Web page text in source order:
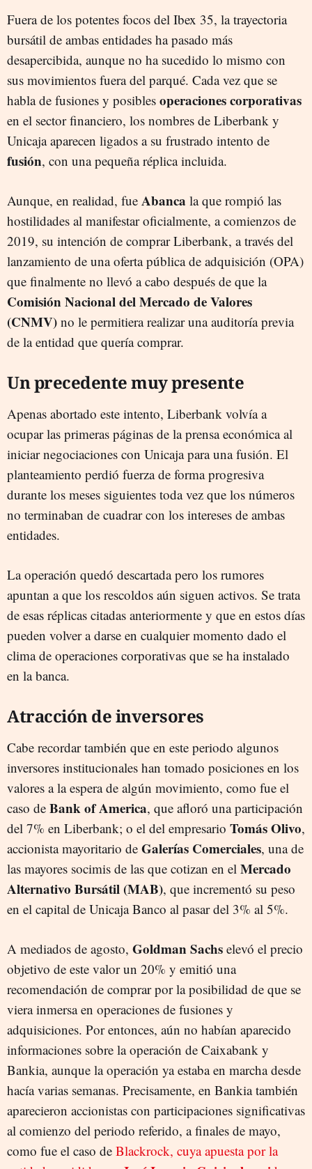
Fuera de los potentes focos del Ibex 35, la trayectoria
bursátil de ambas entidades ha pasado más
desapercibida, aunque no ha sucedido lo mismo con
sus movimientos fuera del parqué. Cada vez que se
habla de fusiones y posibles operaciones corporativas
en el sector financiero, los nombres de Liberbank y
Unicaja aparecen ligados a su frustrado intento de
fusión, con una pequeña réplica incluida.
Aunque, en realidad, fue Abanca la que rompió las
hostilidades al manifestar oficialmente, a comienzos de
2019, su intención de comprar Liberbank, a través del
lanzamiento de una oferta pública de adquisición (OPA)
que finalmente no llevó a cabo después de que la
Comisión Nacional del Mercado de Valores
(CNMV) no le permitiera realizar una auditoría previa
de la entidad que quería comprar.
Un precedente muy presente
Apenas abortado este intento, Liberbank volvía a
ocupar las primeras páginas de la prensa económica al
iniciar negociaciones con Unicaja para una fusión. El
planteamiento perdió fuerza de forma progresiva
durante los meses siguientes toda vez que los números
no terminaban de cuadrar con los intereses de ambas
entidades.
La operación quedó descartada pero los rumores
apuntan a que los rescoldos aún siguen activos. Se trata
de esas réplicas citadas anteriormente y que en estos días
pueden volver a darse en cualquier momento dado el
clima de operaciones corporativas que se ha instalado
en la banca.
Atracción de inversores
Cabe recordar también que en este periodo algunos
inversores institucionales han tomado posiciones en los
valores a la espera de algún movimiento, como fue el
caso de Bank of America, que afloró una participación
del 7% en Liberbank; o el del empresario Tomás Olivo,
accionista mayoritario de Galerías Comerciales, una de
las mayores socimis de las que cotizan en el Mercado
Alternativo Bursátil (MAB), que incrementó su peso
en el capital de Unicaja Banco al pasar del 3% al 5%.
A mediados de agosto, Goldman Sachs elevó el precio
objetivo de este valor un 20% y emitió una
recomendación de comprar por la posibilidad de que se
viera inmersa en operaciones de fusiones y
adquisiciones. Por entonces, aún no habían aparecido
informaciones sobre la operación de Caixabank y
Bankia, aunque la operación ya estaba en marcha desde
hacía varias semanas. Precisamente, en Bankia también
aparecieron accionistas con participaciones significativas
al comienzo del periodo referido, a finales de mayo,
como fue el caso de Blackrock, cuya apuesta por la